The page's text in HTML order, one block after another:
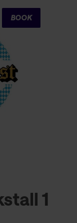
Cart
BOOK
1